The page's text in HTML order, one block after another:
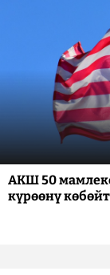
АКШ 50
күрөөнү